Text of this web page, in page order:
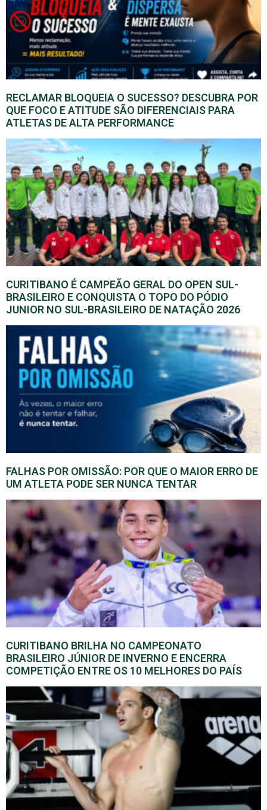
RECLAMAR BLOQUEIA O SUCESSO? DESCUBRA POR
QUE FOCO E ATITUDE SÃO DIFERENCIAIS PARA
ATLETAS DE ALTA PERFORMANCE
CURITIBANO É CAMPEÃO GERAL DO OPEN SUL-
BRASILEIRO E CONQUISTA O TOPO DO PÓDIO
JUNIOR NO SUL-BRASILEIRO DE NATAÇÃO 2026
FALHAS POR OMISSÃO: POR QUE O MAIOR ERRO DE
UM ATLETA PODE SER NUNCA TENTAR
CURITIBANO BRILHA NO CAMPEONATO
BRASILEIRO JÚNIOR DE INVERNO E ENCERRA
COMPETIÇÃO ENTRE OS 10 MELHORES DO PAÍS